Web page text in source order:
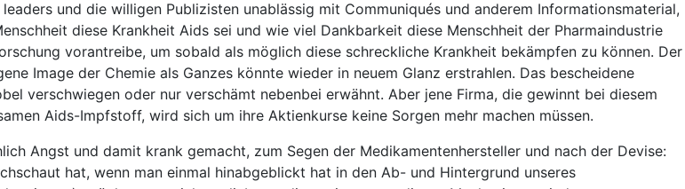
und die willigen Publizisten unablässig mit Communiqués und anderem Informationsmaterial,
diese Krankheit Aids sei und wie viel Dankbarkeit diese Menschheit der Pharmaindustrie
vorantreibe, um sobald als möglich diese schreckliche Krankheit bekämpfen zu können. Der
Image der Chemie als Ganzes könnte wieder in neuem Glanz erstrahlen. Das bescheidene
verschwiegen oder nur verschämt nebenbei erwähnt. Aber jene Firma, die gewinnt bei diesem
Aids-Impfstoff, wird sich um ihre Aktienkurse keine Sorgen mehr machen müssen.
Angst und damit krank gemacht, zum Segen der Medikamentenhersteller und nach der Devise:
hat, wenn man einmal hinabgeblickt hat in den Ab- und Hintergrund unseres